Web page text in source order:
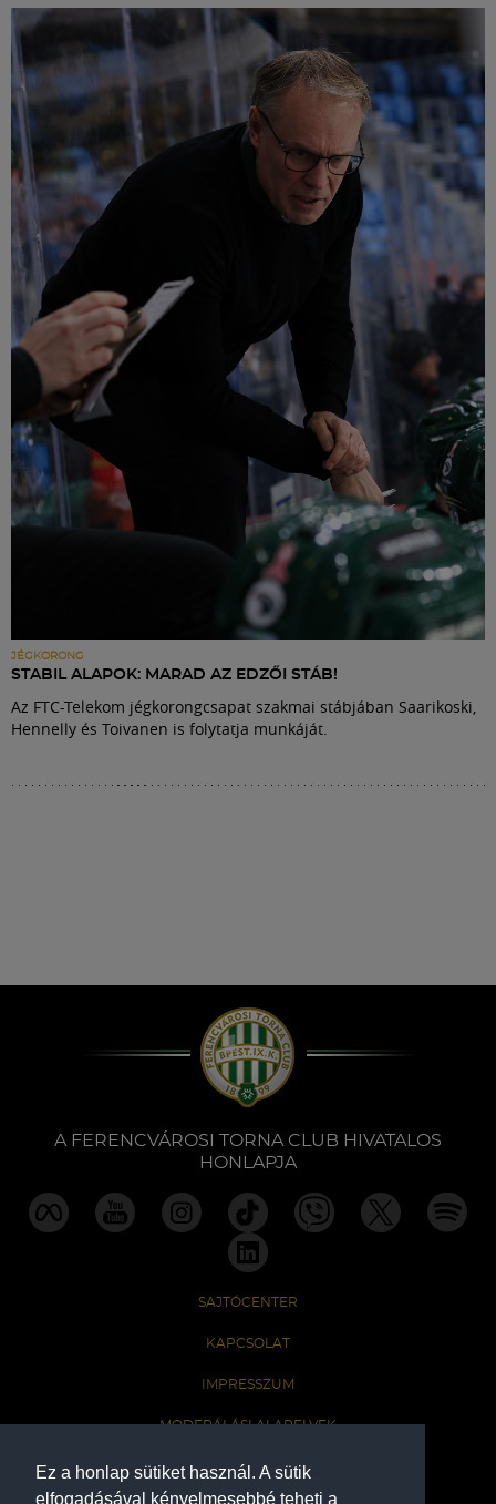
Ez a honlap sütiket használ. A sütik
elfogadásával kényelmesebbé teheti a
JÉGKORONG
STABIL ALAPOK: MARAD AZ EDZŐI STÁB!
Az FTC-Telekom jégkorongcsapat szakmai stábjában Saarikoski,
Hennelly és Toivanen is folytatja munkáját.
A FERENCVÁROSI TORNA CLUB HIVATALOS
HONLAPJA
SAJTÓCENTER
KAPCSOLAT
IMPRESSZUM
MODERÁLÁSI ALAPELVEK
HONLAP ADATKEZELÉSI TÁJÉKOZTATÓ
Múzeum
English